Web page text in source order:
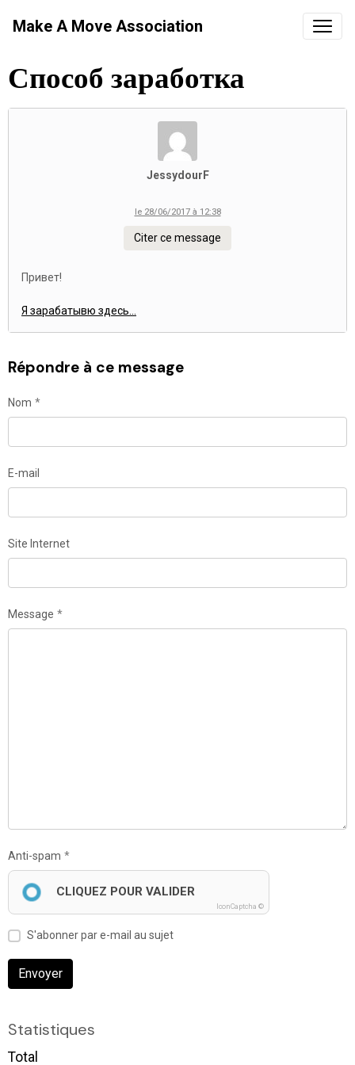
Make A Move Association
Способ заработка
JessydourF
le 28/06/2017 à 12:38
Citer ce message
Привет!
Я зарабатывю здесь...
Répondre à ce message
Nom
E-mail
Site Internet
Message
Anti-spam
CLIQUEZ POUR VALIDER
IconCaptcha ©
S'abonner par e-mail au sujet
Envoyer
Statistiques
Total